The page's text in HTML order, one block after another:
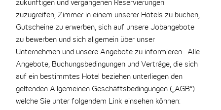
zukünftigen und vergangenen Reservierungen
zuzugreifen, Zimmer in einem unserer Hotels zu buchen,
Gutscheine zu erwerben, sich auf unsere Jobangebote
zu bewerben und sich allgemein über unser
Unternehmen und unsere Angebote zu informieren. Alle
Angebote, Buchungsbedingungen und Verträge, die sich
auf ein bestimmtes Hotel beziehen unterliegen den
geltenden Allgemeinen Geschäftsbedingungen („AGB“)
welche Sie unter folgendem Link einsehen können: